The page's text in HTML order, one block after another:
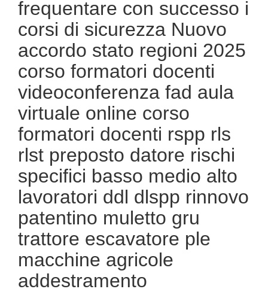
frequentare con successo i
corsi di sicurezza Nuovo
accordo stato regioni 2025
corso formatori docenti
videoconferenza fad aula
virtuale online corso
formatori docenti rspp rls
rlst preposto datore rischi
specifici basso medio alto
lavoratori ddl dlspp rinnovo
patentino muletto gru
trattore escavatore ple
macchine agricole
addestramento